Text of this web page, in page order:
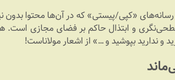
«کپی‌/پیستی» که در آن‌ها محتوا بدون
و ابتذال حاکم بر فضای مجازی است.
ندارید بپوشید و …» از اشعار مولاناست!